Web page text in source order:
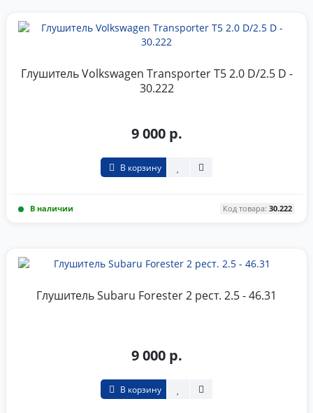
Глушитель Volkswagen Transporter T5 2.0 D/2.5 D -
30.222
9 000 р.
В корзину
В наличии Код товара: 30.222
Глушитель Subaru Forester 2 рест. 2.5 - 46.31
9 000 р.
В корзину